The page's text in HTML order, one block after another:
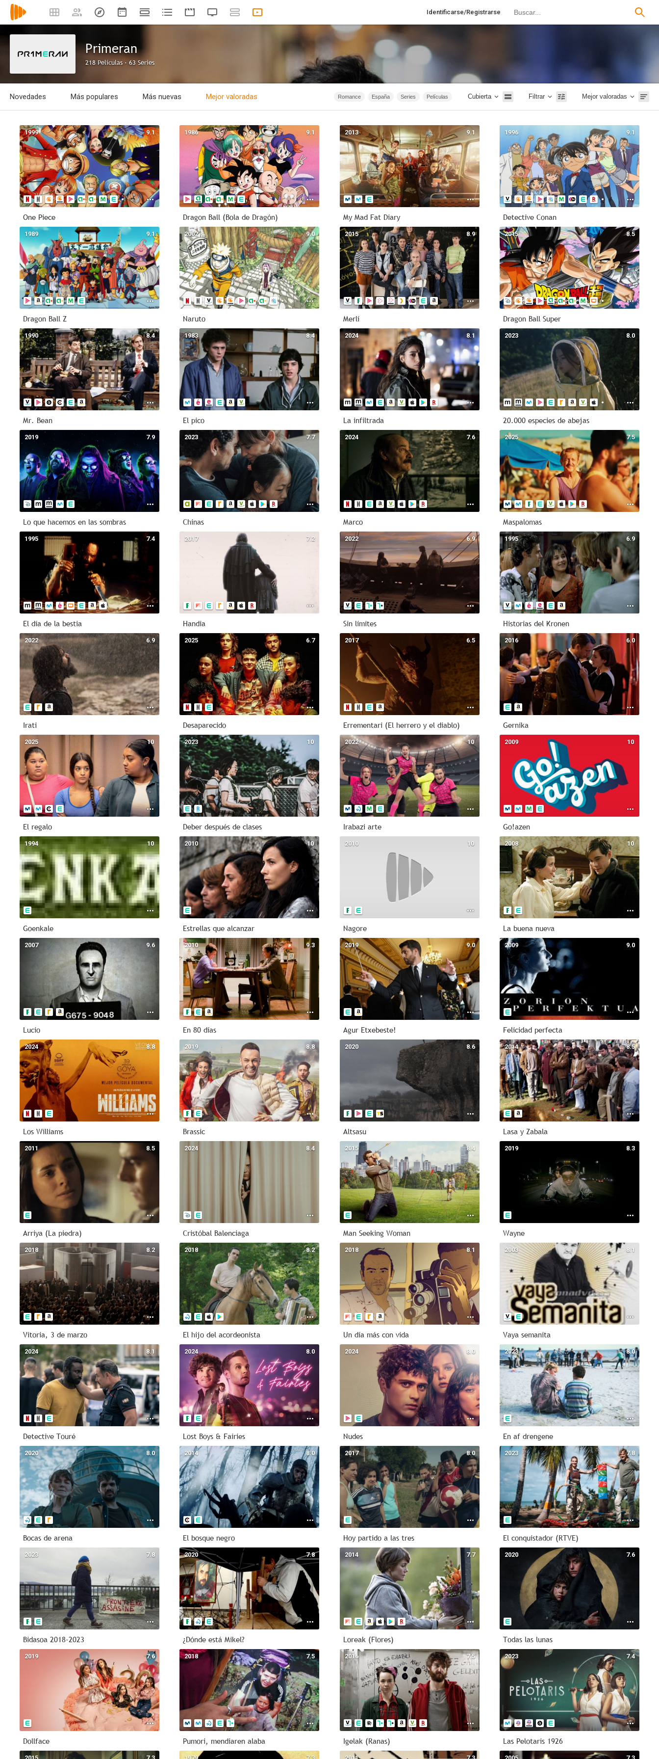
Identificarse/Registrarse
Primeran
218 Películas · 63 Series
Novedades Más populares Más nuevas Mejor valoradas Películas
Series
España
Romance
Terror
Animación
Infantil
1874 - 2007
Rusia
1874 - 2015
Serie de TV
1967
1m
2026
Acción
40m - 1h 20m
Intriga
Cubierta Filtrar Mejor valoradas
9.1
1999
One Piece
9.1
1986
Dragon Ball (Bola de Dragón)
9.1
2013
My Mad Fat Diary
9.1
1996
Detective Conan
9.1
1989
Dragon Ball Z
9.0
2002
Naruto
8.9
2015
Merlí
8.5
2015
Dragon Ball Super
8.4
1990
Mr. Bean
8.4
1983
El pico
8.1
2024
La infiltrada
8.0
2023
20.000 especies de abejas
7.9
2019
Lo que hacemos en las sombras
7.7
2023
Chinas
7.6
2024
Marco
7.5
2025
Maspalomas
7.4
1995
El día de la bestia
7.2
2017
Handia
6.9
2022
Sin límites
6.9
1995
Historias del Kronen
6.9
2022
Irati
6.7
2025
Desaparecido
6.5
2017
Errementari (El herrero y el diablo)
6.0
2016
Gernika
10
2025
El regalo
10
2023
Deber después de clases
10
2022
Irabazi arte
10
2009
Go!azen
10
1994
Goenkale
10
2010
Estrellas que alcanzar
10
2010
Nagore
10
2008
La buena nueva
9.6
2007
Lucio
9.3
2010
En 80 días
9.0
2019
Agur Etxebeste!
9.0
2009
Felicidad perfecta
8.8
2024
Los Williams
8.8
2019
Brassic
8.6
2020
Altsasu
8.5
2014
Lasa y Zabala
8.5
2011
Arriya (La piedra)
8.4
2024
Cristóbal Balenciaga
8.4
2015
Man Seeking Woman
8.3
2019
Wayne
8.2
2018
Vitoria, 3 de marzo
8.2
2018
El hijo del acordeonista
8.1
2018
Un día más con vida
8.1
2003
Vaya semanita
8.1
2024
Detective Touré
8.0
2024
Lost Boys & Fairies
8.0
2024
Nudes
8.0
2023
En af drengene
8.0
2020
Bocas de arena
8.0
2014
El bosque negro
8.0
2017
Hoy partido a las tres
7.8
2023
El conquistador (RTVE)
7.8
2023
Bidasoa 2018-2023
7.8
2020
¿Dónde está Mikel?
7.7
2014
Loreak (Flores)
7.6
2020
Todas las lunas
7.6
2019
Dollface
7.5
2018
Pumori, mendiaren alaba
7.5
2016
Igelak (Ranas)
7.4
2023
Las Pelotaris 1926